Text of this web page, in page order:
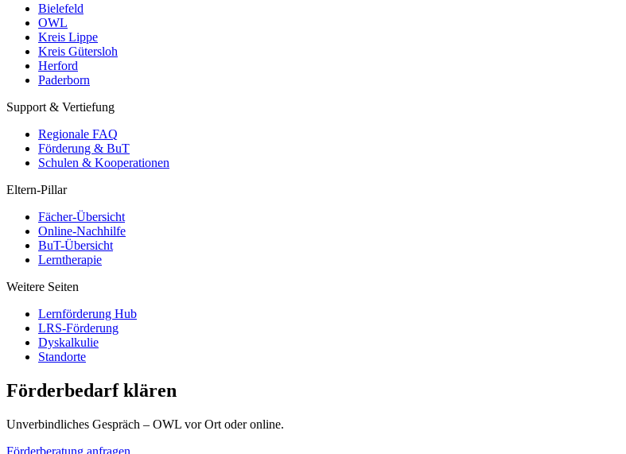
Bielefeld
OWL
Kreis Lippe
Kreis Gütersloh
Herford
Paderborn
Support & Vertiefung
Regionale FAQ
Förderung & BuT
Schulen & Kooperationen
Eltern-Pillar
Fächer-Übersicht
Online-Nachhilfe
BuT-Übersicht
Lerntherapie
Weitere Seiten
Lernförderung Hub
LRS-Förderung
Dyskalkulie
Standorte
Förderbedarf klären
Unverbindliches Gespräch – OWL vor Ort oder online.
Förderberatung anfragen